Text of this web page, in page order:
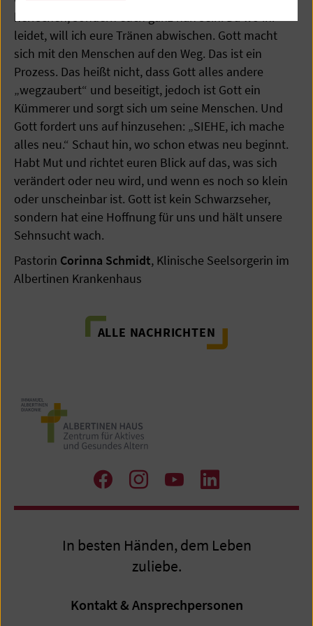
herrschen, sondern euch ganz nah sein. Da wo ihr
leidet, will ich eure Tränen abwischen. Gott macht
sich mit den Menschen auf den Weg. Das ist ein
Prozess. Das heißt nicht, dass Gott alles andere
„wegzaubert“ und beseitigt, jedoch ist Gott ein
Kümmerer und sorgt sich um seine Menschen. Und
Gott fordert uns auf hinzusehen: „SIEHE, ich mache
alles neu.“ Schaut hin, wo schon etwas neu beginnt.
Habt Mut und richtet euren Blick auf das, was sich
verändert oder neu wird, und wenn es noch so klein
oder unscheinbar ist. Gott ist kein Schwarzseher,
sondern hat eine Hoffnung für uns und hält unsere
Sehnsucht wach.
Pastorin Corinna Schmidt, Klinische Seelsorgerin im
Albertinen Krankenhaus
ALLE NACHRICHTEN
Zu
Facebook
Zu
Instagram
Zum
Youtube-
Zum
LinkedIn
In besten Händen, dem Leben
zuliebe.
Kontakt & Ansprechpersonen